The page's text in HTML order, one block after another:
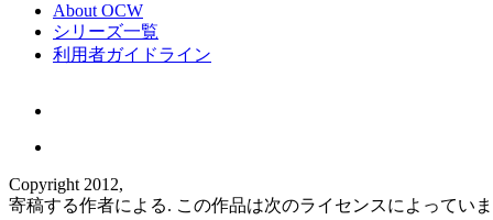
About OCW
シリーズ一覧
利用者ガイドライン
Copyright 2012,
寄稿する作者による. この作品は次のライセンスによってい